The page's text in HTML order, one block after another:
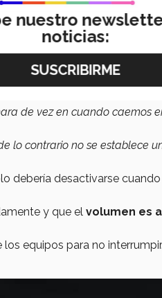
y unfondo presentable”,
es primordial para
ya que, sí existe
de vez en cuando caemos
lo contrario no se establece
debería desactivarse
y que el volumen es
los equipos para no interrumpir.
nuestro
noticias: